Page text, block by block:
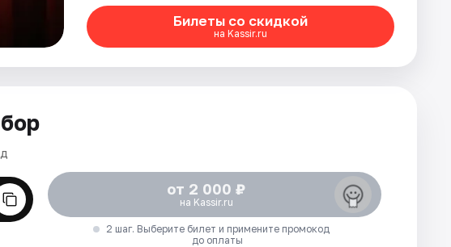
Билеты со скидкой
на Kassir.ru
от 2 000 ₽
на Kassir.ru
2 шаг. Выберите билет и примените промокод
до оплаты